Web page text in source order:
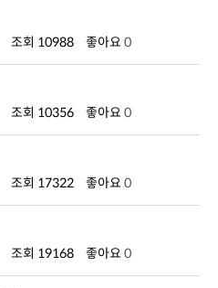
조회 10988 좋아요 0
조회 10356 좋아요 0
조회 17322 좋아요 0
조회 19168 좋아요 0